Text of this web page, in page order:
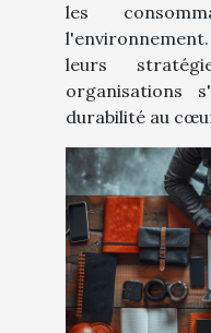
les
leurs
organisations
durabilité au